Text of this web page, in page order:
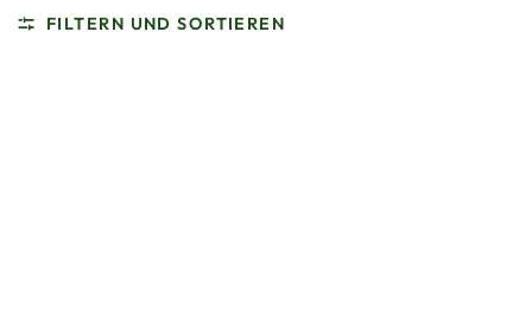
FILTERN UND SORTIEREN